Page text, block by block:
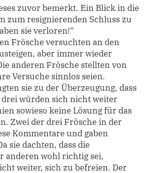
zuvor bemerkt. Ein Blick in die
zum resignierenden Schluss zu
sie verloren!“
Frösche versuchten an den
aber immer wieder
anderen Frösche stellten von
Versuche sinnlos seien.
sie zu der Überzeugung, dass
drei würden sich nicht weiter
sowieso keine Lösung für das
Zwei der drei Frösche in der
Kommentare und gaben
sie dachten, dass die
anderen wohl richtig sei,
weiter, sich zu befreien. Der